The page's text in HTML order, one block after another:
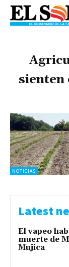
sienten
NOTICIAS
Latest
El vapeo
muerte de
Mujica